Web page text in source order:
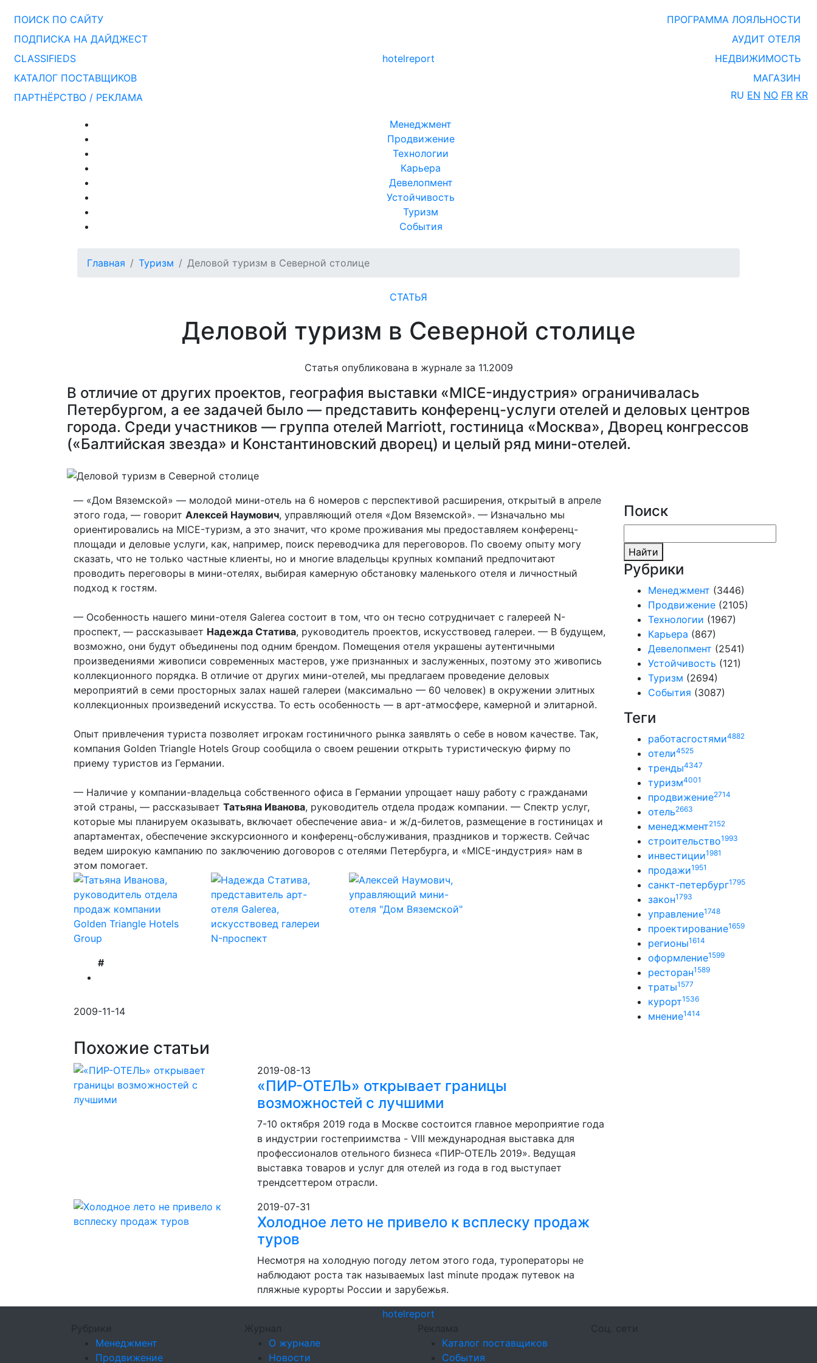
hotelreport
ПОИСК ПО САЙТУ
ПОДПИСКА НА ДАЙДЖЕСТ
CLASSIFIEDS
КАТАЛОГ ПОСТАВЩИКОВ
ПАРТНЁРСТВО / РЕКЛАМА
ПРОГРАММА ЛОЯЛЬНОСТИ
АУДИТ ОТЕЛЯ
НЕДВИЖИМОСТЬ
МАГАЗИН
RU EN NO FR KR
Менеджмент
Продвижение
Технологии
Карьера
Девелопмент
Устойчивость
Туризм
События
Главная Туризм Деловой туризм в Северной столице
СТАТЬЯ
Деловой туризм в Северной столице
Статья опубликована в журнале за 11.2009
В отличие от других проектов, география выставки «MICE-индустрия» ограничивалась
Петербургом, а ее задачей было — представить конференц-услуги отелей и деловых центров
города. Среди участников — группа отелей Marriott, гостиница «Москва», Дворец конгрессов
(«Балтийская звезда» и Константиновский дворец) и целый ряд мини-отелей.
— «Дом Вяземской» — молодой мини-отель на 6 номеров с перспективой расширения, открытый в апреле
этого года, — говоритАлексей Наумович, управляющий отеля «Дом Вяземской». — Изначально мы
ориентировались на MICE-туризм, а это значит, что кроме проживания мы предоставляем конференц-
площади и деловые услуги, как, например, поиск переводчика для переговоров. По своему опыту могу
сказать, что не только частные клиенты, но и многие владельцы крупных компаний предпочитают
проводить переговоры в мини-отелях, выбирая камерную обстановку маленького отеля и личностный
подход к гостям.
— Особенность нашего мини-отеля Galerea состоит в том, что он тесно сотрудничает с галереей N-
проспект, — рассказывает Надежда Статива, руководитель проектов, искусствовед галереи. — В будущем,
возможно, они будут объединены под одним брендом. Помещения отеля украшены аутентичными
произведениями живописи современных мастеров, уже признанных и заслуженных, поэтому это живопись
коллекционного порядка. В отличие от других мини-отелей, мы предлагаем проведение деловых
мероприятий в семи просторных залах нашей галереи (максимально — 60 человек) в окружении элитных
коллекционных произведений искусства. То есть особенность — в арт-атмосфере, камерной и элитарной.
Опыт привлечения туриста позволяет игрокам гостиничного рынка заявлять о себе в новом качестве. Так,
компания Golden Triangle Hotels Group сообщила о своем решении открыть туристическую фирму по
приему туристов из Германии.
— Наличие у компании-владельца собственного офиса в Германии упрощает нашу работу с гражданами
этой страны, — рассказываетТатьяна Иванова, руководитель отдела продаж компании. — Спектр услуг,
которые мы планируем оказывать, включает обеспечение авиа- и ж/д-билетов, размещение в гостиницах и
апартаментах, обеспечение экскурсионного и конференц-обслуживания, праздников и торжеств. Сейчас
ведем широкую кампанию по заключению договоров с отелями Петербурга, и «MICE-индустрия» нам в
этом помогает.
#
2009-11-14
Похожие статьи
2019-08-13
«ПИР-ОТЕЛЬ» открывает границы
возможностей с лучшими
7-10 октября 2019 года в Москве состоится главное мероприятие года
в индустрии гостеприимства - VIII международная выставка для
профессионалов отельного бизнеса «ПИР-ОТЕЛЬ 2019». Ведущая
выставка товаров и услуг для отелей из года в год выступает
трендсеттером отрасли.
2019-07-31
Холодное лето не привело к всплеску продаж
туров
Несмотря на холодную погоду летом этого года, туроператоры не
наблюдают роста так называемых last minute продаж путевок на
пляжные курорты России и зарубежья.
Поиск
Найти
Рубрики
Менеджмент (3446)
Продвижение (2105)
Технологии (1967)
Карьера (867)
Девелопмент (2541)
Устойчивость (121)
Туризм (2694)
События (3087)
Теги
работасгостями4882
отели4525
тренды4347
туризм4001
продвижение2714
отель2663
менеджмент2152
строительство1993
инвестиции1981
продажи1951
санкт-петербург1795
закон1793
управление1748
проектирование1659
регионы1614
оформление1599
ресторан1589
траты1577
курорт1536
мнение1414
hotelreport
Рубрики
Менеджмент
Продвижение
Журнал
О журнале
Новости
Реклама
Каталог поставщиков
События
Соц. сети